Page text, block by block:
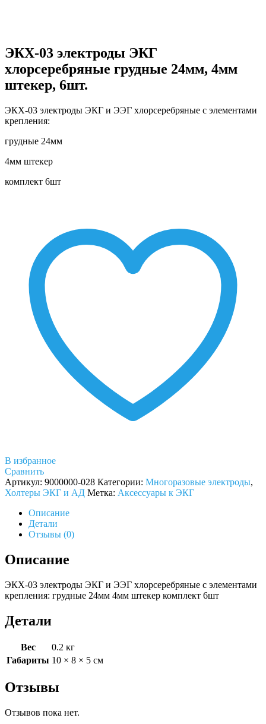
ЭКХ-03 электроды ЭКГ
хлорсеребряные грудные 24мм, 4мм
штекер, 6шт.
ЭКХ-03 электроды ЭКГ и ЭЭГ хлорсеребряные с элементами
крепления:
грудные 24мм
4мм штекер
комплект 6шт
В избранное
Сравнить
Артикул: 9000000-028 Категории: Многоразовые электроды,
Холтеры ЭКГ и АД Метка: Аксессуары к ЭКГ
Описание
Детали
Отзывы (0)
Описание
ЭКХ-03 электроды ЭКГ и ЭЭГ хлорсеребряные с элементами
крепления: грудные 24мм 4мм штекер комплект 6шт
Детали
Вес
0.2 кг
Габариты 10 × 8 × 5 см
Отзывы
Отзывов пока нет.